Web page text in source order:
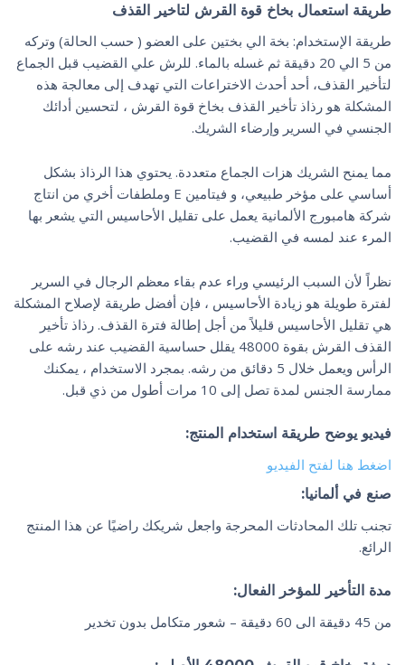
طريقة استعمال بخاخ قوة القرش لتاخير القذف
طريقة الإستخدام: بخة الي بختين على العضو ( حسب الحالة) وتركه
من 5 الي 20 دقيقة ثم غسله بالماء. للرش علي القضيب قبل الجماع
لتأخير القذف، أحد أحدث الاختراعات التي تهدف إلى معالجة هذه
المشكلة هو رذاذ تأخير القذف بخاخ قوة القرش ، لتحسين أدائك
الجنسي في السرير وإرضاء الشريك.
مما يمنح الشريك هزات الجماع متعددة. يحتوي هذا الرذاذ بشكل
أساسي على مؤخر طبيعي، و فيتامين E وملطفات أخري من انتاج
شركة هامبورج الألمانية يعمل على تقليل الأحاسيس التي يشعر بها
المرء عند لمسه في القضيب.
نظراً لأن السبب الرئيسي وراء عدم بقاء معظم الرجال في السرير
لفترة طويلة هو زيادة الأحاسيس ، فإن أفضل طريقة لإصلاح المشكلة
هي تقليل الأحاسيس قليلاً من أجل إطالة فترة القذف. رذاذ تأخير
القذف القرش بقوة 48000 يقلل حساسية القضيب عند رشه على
الرأس ويعمل خلال 5 دقائق من رشه. بمجرد الاستخدام ، يمكنك
ممارسة الجنس لمدة تصل إلى 10 مرات أطول من ذي قبل.
فيديو يوضح طريقة استخدام المنتج:
اضغط هنا لفتح الفيديو
صنع في ألمانيا:
تجنب تلك المحادثات المحرجة واجعل شريكك راضيًا عن هذا المنتج
الرائع.
مدة التأخير للمؤخر الفعال:
من 45 دقيقة الى 60 دقيقة – شعور متكامل بدون تخدير